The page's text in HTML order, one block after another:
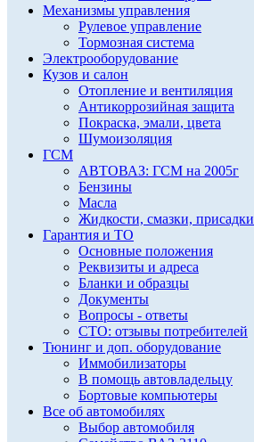
Механизмы управления
Рулевое управление
Тормозная система
Электрооборудование
Кузов и салон
Отопление и вентиляция
Антикоррозийная защита
Покраска, эмали, цвета
Шумоизоляция
ГСМ
АВТОВАЗ: ГСМ на 2005г
Бензины
Масла
Жидкости, смазки, присадки
Гарантия и ТО
Основные положения
Реквизиты и адреса
Бланки и образцы
Документы
Вопросы - ответы
СТО: отзывы потребителей
Тюнинг и доп. оборудование
Иммобилизаторы
В помощь автовладельцу
Бортовые компьютеры
Все об автомобилях
Выбор автомобиля